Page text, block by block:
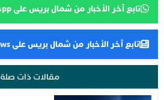
تابع آخر الأخبار من شمال بريس على WhatsApp
تابع آخر الأخبار من شمال بريس على Google News
مقالات ذات صلة